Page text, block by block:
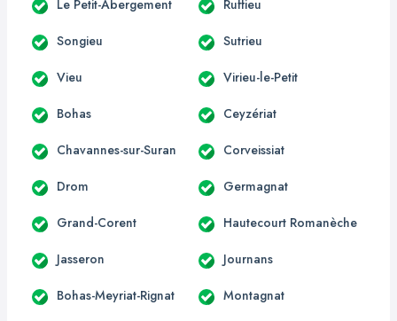
Le Petit-Abergement Ruffieu
Songieu Sutrieu
Vieu Virieu-le-Petit
Bohas Ceyzériat
Chavannes-sur-Suran Corveissiat
Drom Germagnat
Grand-Corent Hautecourt Romanèche
Jasseron Journans
Bohas-Meyriat-Rignat Montagnat